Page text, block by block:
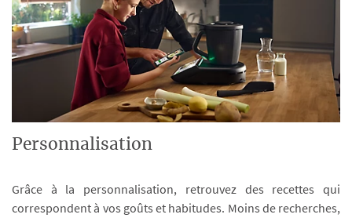
Personnalisation
Grâce à la personnalisation, retrouvez des recettes qui
correspondent à vos goûts et habitudes. Moins de recherches,